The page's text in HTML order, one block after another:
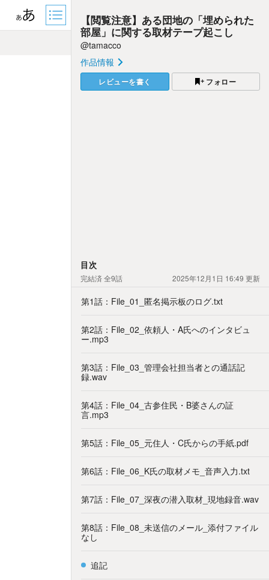
【閲覧注意】ある団地の「埋められた
部屋」に関する取材テープ起こし
@tamacco
作品情報
レビューを書く フォロー
目次
完結済全9話 2025年12月1日 16:49 更新
第1話：File_01_匿名掲示板のログ.txt
第2話：File_02_依頼人・A氏へのインタビュ
ー.mp3
第3話：File_03_管理会社担当者との通話記
録.wav
第4話：File_04_古参住民・B婆さんの証
言.mp3
第5話：File_05_元住人・C氏からの手紙.pdf
第6話：File_06_K氏の取材メモ_音声入力.txt
第7話：File_07_深夜の潜入取材_現地録音.wav
第8話：File_08_未送信のメール_添付ファイル
なし
追記